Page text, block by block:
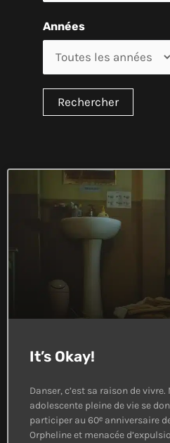
Années
It’s Okay!
Danser, c’est sa raison de
adolescente pleine de vie se
participer au 60ᵉ anniversaire
Orpheline et menacée